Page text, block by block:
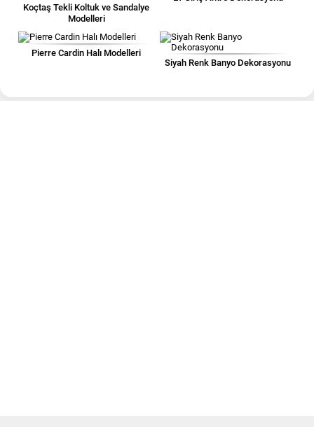
Koçtaş Tekli Koltuk ve Sandalye
Modelleri
Pierre Cardin Halı Modelleri
Siyah Renk Banyo Dekorasyonu